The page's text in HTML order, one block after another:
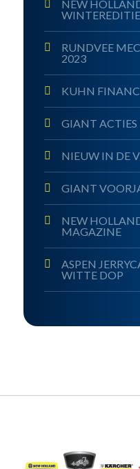
NEW
WINTEREDITIE
RUNDVEE
2023
KUHN
GIANT ACTIES
NIEUW IN DE
GIANT
NEW
MAGAZINE
ASPEN
WITTE DOP